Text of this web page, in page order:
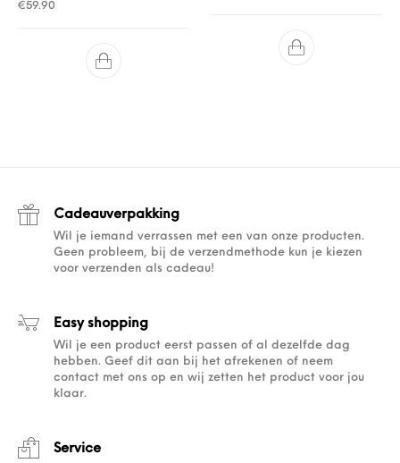
€59.90
Cadeauverpakking
Wil je iemand verrassen met een van onze producten.
Geen probleem, bij de verzendmethode kun je kiezen
voor verzenden als cadeau!
Easy shopping
Wil je een product eerst passen of al dezelfde dag
hebben. Geef dit aan bij het afrekenen of neem
contact met ons op en wij zetten het product voor jou
klaar.
Service